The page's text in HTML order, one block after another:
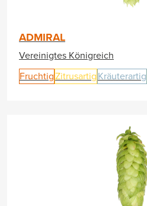
ADMIRAL
Vereinigtes Königreich
FruchtigZitrusartig Kräuterartig